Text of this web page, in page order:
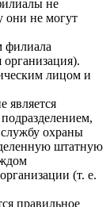
не
они не могут
филиала
лицом и
является
службу охраны
штатную
(т. е.
правильное